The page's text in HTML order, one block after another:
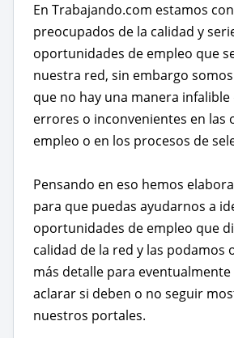
En Trabajando.com estamos
preocupados de la calidad y
oportunidades de empleo que
nuestra red, sin embargo
que no hay una manera
errores o inconvenientes en las
empleo o en los procesos de
Pensando en eso hemos
para que puedas ayudarnos a
oportunidades de empleo que
calidad de la red y las podamos
más detalle para
aclarar si deben o no seguir
nuestros portales.